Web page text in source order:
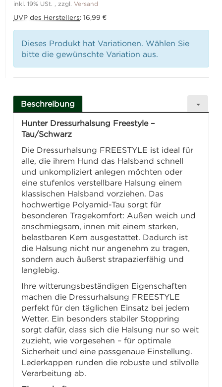
inkl. 19% USt. , zzgl.Versand
UVP des Herstellers:16,99 €
Dieses Produkt hat Variationen. Wählen Sie
bitte die gewünschte Variation aus.
Beschreibung
Hunter Dressurhalsung Freestyle –
Tau/Schwarz
Die Dressurhalsung FREESTYLE ist ideal für
alle, die ihrem Hund das Halsband schnell
und unkompliziert anlegen möchten oder
eine stufenlos verstellbare Halsung einem
klassischen Halsband vorziehen. Das
hochwertige Polyamid-Tau sorgt für
besonderen Tragekomfort: Außen weich und
anschmiegsam, innen mit einem starken,
belastbaren Kern ausgestattet. Dadurch ist
die Halsung nicht nur angenehm zu tragen,
sondern auch äußerst strapazierfähig und
langlebig.
Ihre witterungsbeständigen Eigenschaften
machen die Dressurhalsung FREESTYLE
perfekt für den täglichen Einsatz bei jedem
Wetter. Ein besonders stabiler Stoppring
sorgt dafür, dass sich die Halsung nur so weit
zuzieht, wie vorgesehen – für optimale
Sicherheit und eine passgenaue Einstellung.
Lederkappen runden die robuste und stilvolle
Verarbeitung ab.